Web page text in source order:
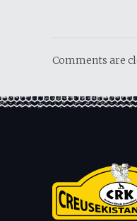
Comments are